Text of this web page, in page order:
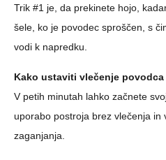
Trik #1 je, da prekinete hojo,
šele, ko je povodec sproščen, s
vodi k napredku.
Kako ustaviti vlečenje
V petih minutah lahko začnete
uporabo postroja brez vlečenja in
zaganjanja.